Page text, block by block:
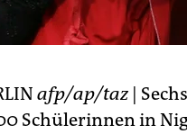
afp/ap/taz |
Schülerinnen in